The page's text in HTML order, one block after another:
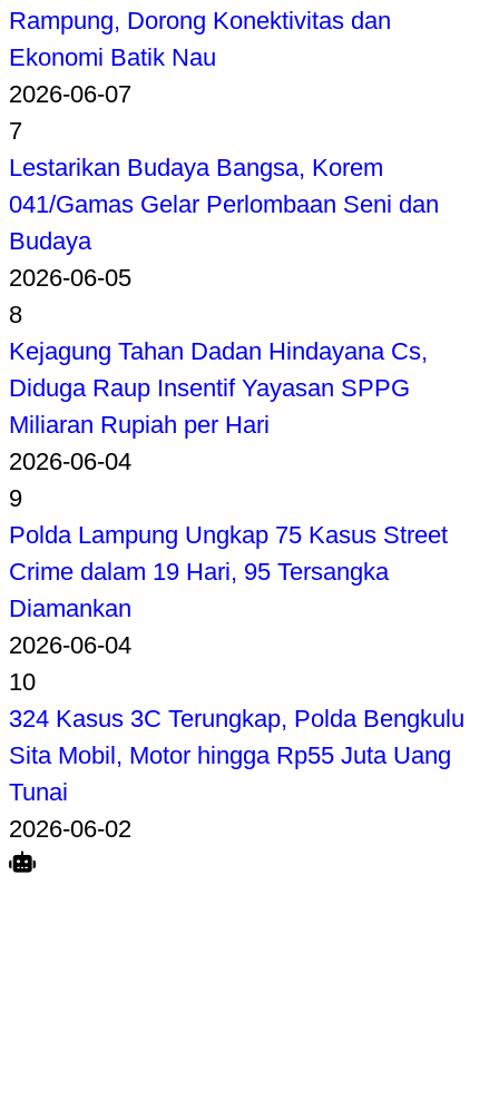
Rampung, Dorong Konektivitas dan
Ekonomi Batik Nau
2026-06-07
7
Lestarikan Budaya Bangsa, Korem
041/Gamas Gelar Perlombaan Seni dan
Budaya
2026-06-05
8
Kejagung Tahan Dadan Hindayana Cs,
Diduga Raup Insentif Yayasan SPPG
Miliaran Rupiah per Hari
2026-06-04
9
Polda Lampung Ungkap 75 Kasus Street
Crime dalam 19 Hari, 95 Tersangka
Diamankan
2026-06-04
10
324 Kasus 3C Terungkap, Polda Bengkulu
Sita Mobil, Motor hingga Rp55 Juta Uang
Tunai
2026-06-02